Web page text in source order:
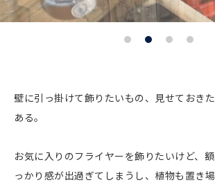
壁に引っ掛けて飾りたいもの、見せておき
ある。
お気に入りのフライヤーを飾りたいけど、
っかり感が出過ぎてしまうし、植物も置き